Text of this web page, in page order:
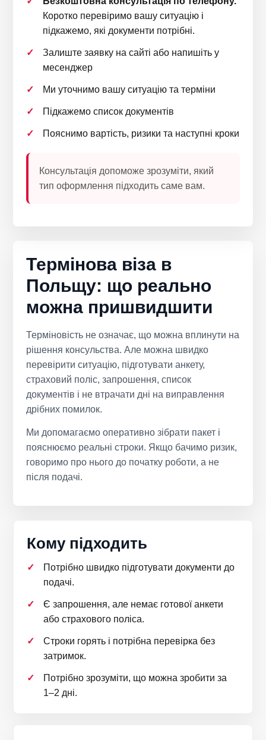
Коротко перевіримо вашу ситуацію і
підкажемо, які документи потрібні.
Залиште заявку на сайті або напишіть у
месенджер
Ми уточнимо вашу ситуацію та терміни
Підкажемо список документів
Пояснимо вартість, ризики та наступні кроки
Консультація допоможе зрозуміти, який
тип оформлення підходить саме вам.
Термінова віза в
Польщу: що реально
можна пришвидшити
Терміновість не означає, що можна вплинути на
рішення консульства. Але можна швидко
перевірити ситуацію, підготувати анкету,
страховий поліс, запрошення, список
документів і не втрачати дні на виправлення
дрібних помилок.
Ми допомагаємо оперативно зібрати пакет і
пояснюємо реальні строки. Якщо бачимо ризик,
говоримо про нього до початку роботи, а не
після подачі.
Кому підходить
Потрібно швидко підготувати документи до
подачі.
Є запрошення, але немає готової анкети
або страхового поліса.
Строки горять і потрібна перевірка без
затримок.
Потрібно зрозуміти, що можна зробити за
1–2 дні.